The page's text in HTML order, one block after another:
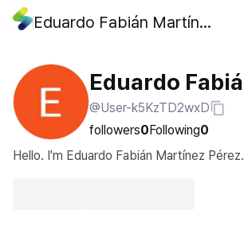
Eduardo Fabián Martínez Pérez
Eduardo
ez Pérez
@User-k5KzTD2wxD
followers0Following0
Hello. I'm Eduardo Fabián Martínez Pérez.